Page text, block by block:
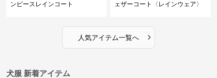
ンピースレインコート
ェザーコート〈レインウェア〉
人気アイテム一覧へ ›
犬服 新着アイテム